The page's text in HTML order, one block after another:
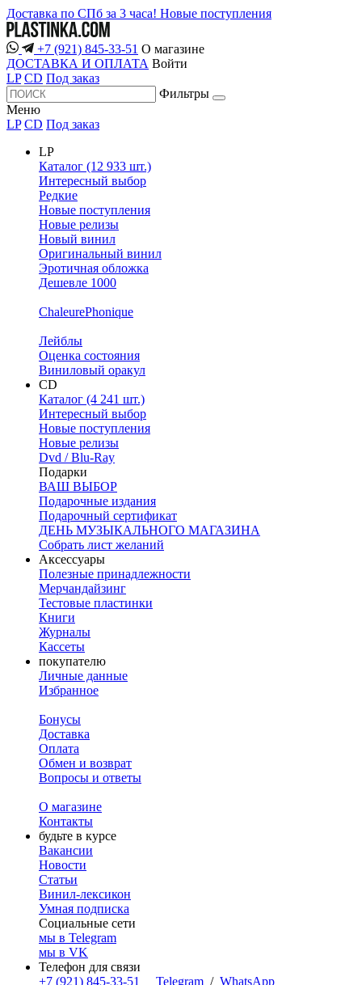
Доставка по СПб за 3 часа! Новые поступления
+7 (921) 845-33-51 О магазине
ДОСТАВКА И ОПЛАТА Войти
LP CD Под заказ
Фильтры
Меню
LP CD Под заказ
LP
Каталог (12 933 шт.)
Интересный выбор
Редкие
Новые поступления
Новые релизы
Новый винил
Оригинальный винил
Эротичная обложка
Дешевле 1000
ChaleurePhonique
Лейблы
Оценка состояния
Виниловый оракул
CD
Каталог (4 241 шт.)
Интересный выбор
Новые поступления
Новые релизы
Dvd / Blu-Ray
Подарки
ВАШ ВЫБОР
Подарочные издания
Подарочный сертификат
ДЕНЬ МУЗЫКАЛЬНОГО МАГАЗИНА
Собрать лист желаний
Аксессуары
Полезные принадлежности
Мерчандайзинг
Тестовые пластинки
Книги
Журналы
Кассеты
покупателю
Личные данные
Избранное
Бонусы
Доставка
Оплата
Обмен и возврат
Вопросы и ответы
О магазине
Контакты
будьте в курсе
Вакансии
Новости
Статьи
Винил-лексикон
Умная подписка
Социальные сети
мы в Telegram
мы в VK
Телефон для связи
+7 (921) 845-33-51
Telegram / WhatsApp